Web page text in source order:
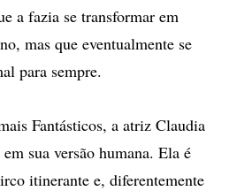
a fazia se transformar em
mas que eventualmente se
para sempre.
Fantásticos, a atriz Claudia
sua versão humana. Ela é
itinerante e, diferentemente